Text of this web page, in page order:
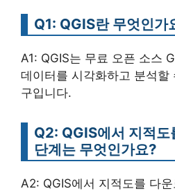
Q1: QGIS란 무엇인가
A1: QGIS는 무료 오픈 소스
데이터를 시각화하고 분석할
구입니다.
Q2: QGIS에서 지적도
단계는 무엇인가요?
A2: QGIS에서 지적도를 다